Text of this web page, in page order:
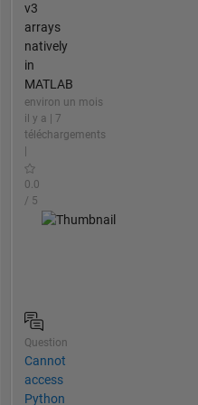
v3
arrays
natively
in
MATLAB
environ un mois
il y a | 7
téléchargements
0.0
/ 5
Question
Cannot
access
Python